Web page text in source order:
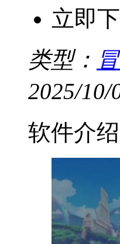
立即
类型：
2025/10/
软件介绍